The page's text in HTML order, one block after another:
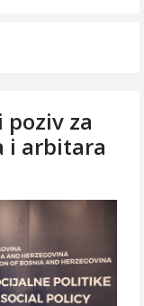
poziv za
i arbitara